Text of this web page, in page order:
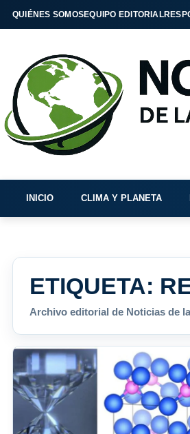
QUIÉNES SOMOSEQUIPO EDITORIAL
INICIO CLIMA Y PLANETA
ETIQUETA:
Archivo editorial de Noticias de